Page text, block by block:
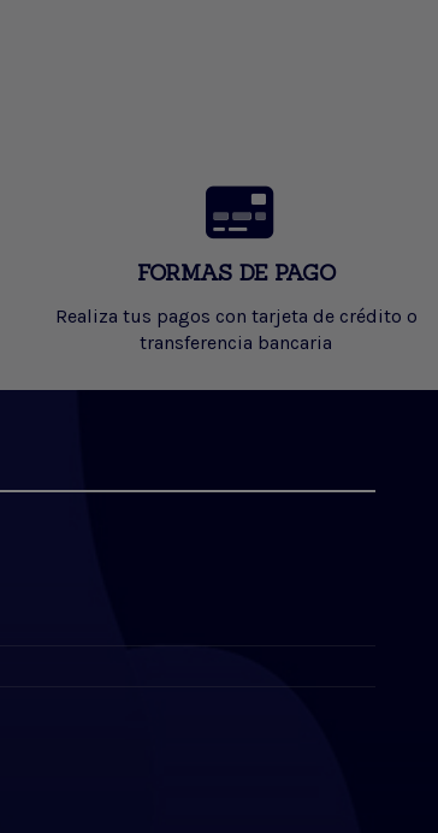
FORMAS DE PAGO
Realiza tus pagos con tarjeta de crédito o
transferencia bancaria